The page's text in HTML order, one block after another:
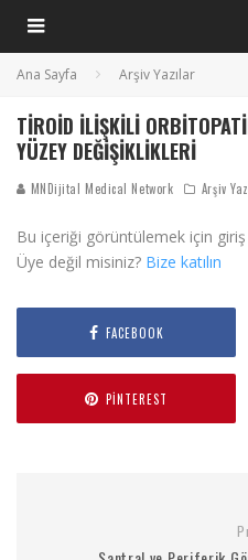
Ana Sayfa Arşiv Yazılar
TIROID İLIŞKILI
YÜZEY DEĞIŞIKLIKLERI
MNDijital Medical Network Arşiv
Bu içeriği görüntülemek için giriş
Üye değil misiniz? Bize katılın
FACEBOOK
PINTEREST